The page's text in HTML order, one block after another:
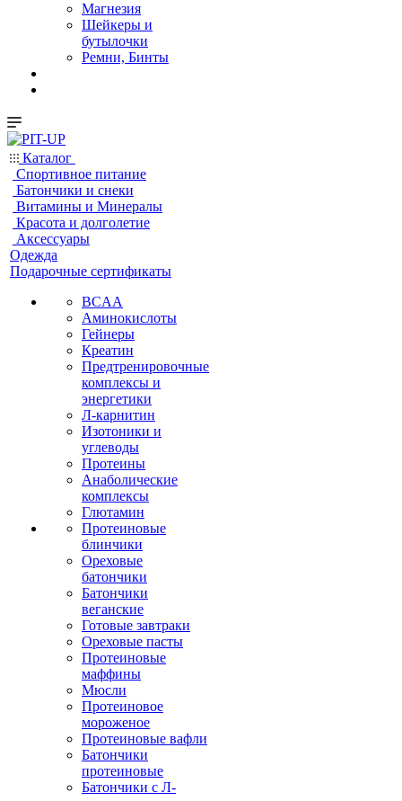
Магнезия
Шейкеры и
бутылочки
Ремни, Бинты
Каталог
Спортивное питание
Батончики и снеки
Витамины и Минералы
Красота и долголетие
Аксессуары
Одежда
Подарочные сертификаты
BCAA
Аминокислоты
Гейнеры
Креатин
Предтренировочные
комплексы и
энергетики
Л-карнитин
Изотоники и
углеводы
Протеины
Анаболические
комплексы
Глютамин
Протеиновые
блинчики
Ореховые
батончики
Батончики
веганские
Готовые завтраки
Ореховые пасты
Протеиновые
маффины
Мюсли
Протеиновое
мороженое
Протеиновые вафли
Батончики
протеиновые
Батончики с Л-